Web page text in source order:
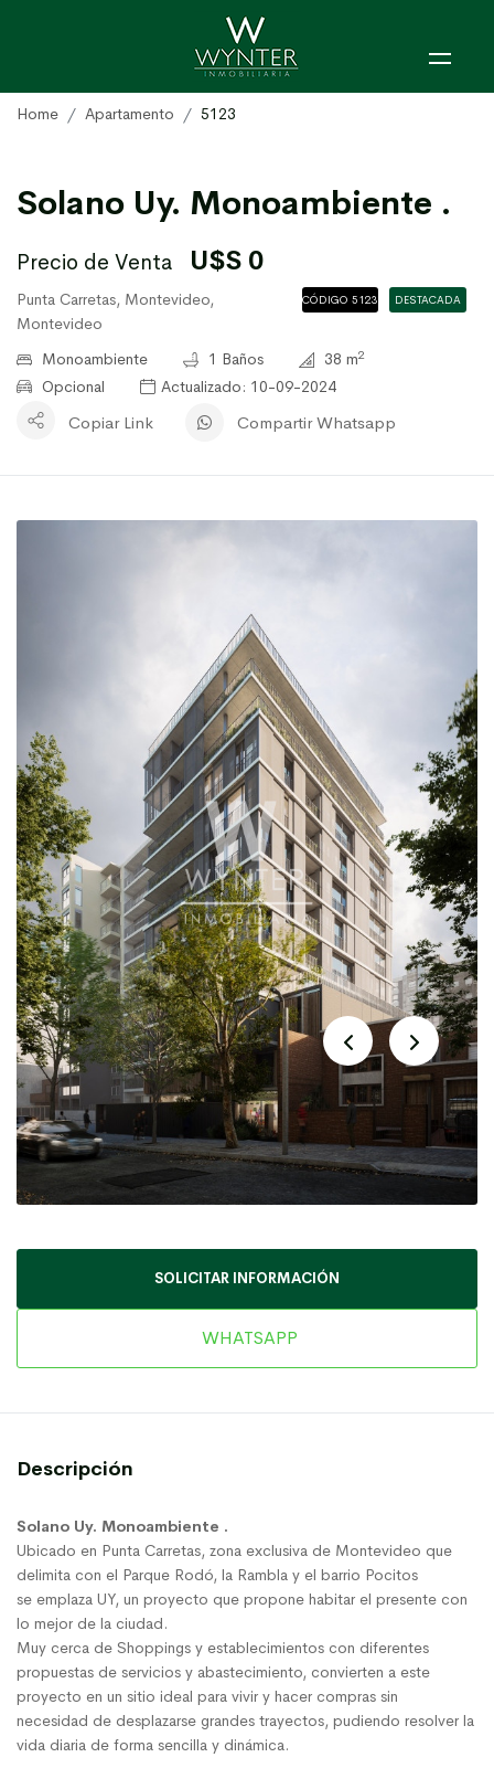
Home Apartamento 5123
Solano Uy. Monoambiente .
Precio de Venta U$S 0
Punta Carretas, Montevideo,
Montevideo
CÓDIGO 5123 DESTACADA
Monoambiente 1 Baños 38 m2
Opcional Actualizado: 10-09-2024
Copiar Link Compartir Whatsapp
SOLICITAR INFORMACIÓN
WHATSAPP
Descripción
Solano Uy. Monoambiente .
Ubicado en Punta Carretas, zona exclusiva de Montevideo que
delimita con el Parque Rodó, la Rambla y el barrio Pocitos
se emplaza UY, un proyecto que propone habitar el presente con
lo mejor de la ciudad.
Muy cerca de Shoppings y establecimientos con diferentes
propuestas de servicios y abastecimiento, convierten a este
proyecto en un sitio ideal para vivir y hacer compras sin
necesidad de desplazarse grandes trayectos, pudiendo resolver la
vida diaria de forma sencilla y dinámica.